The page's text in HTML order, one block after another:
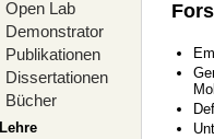
Open Lab
Demonstrator
Publikationen
Dissertationen
Bücher
Lehre